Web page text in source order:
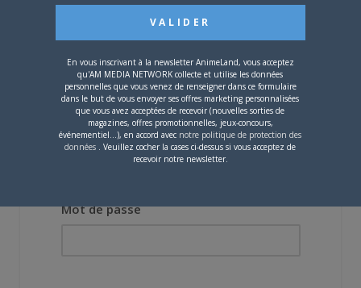
Nom d'utilisateur ou adresse e-mail
Mot de passe
En vous inscrivant à la newsletter AnimeLand, vous acceptez
qu'AM MEDIA NETWORK collecte et utilise les données
personnelles que vous venez de renseigner dans ce formulaire
dans le but de vous envoyer ses offres marketing personnalisées
que vous avez acceptées de recevoir (nouvelles sorties de
magazines, offres promotionnelles, jeux-concours,
événementiel...), en accord avec notre politique de protection des
données . Veuillez cocher la cases ci-dessus si vous acceptez de
recevoir notre newsletter.